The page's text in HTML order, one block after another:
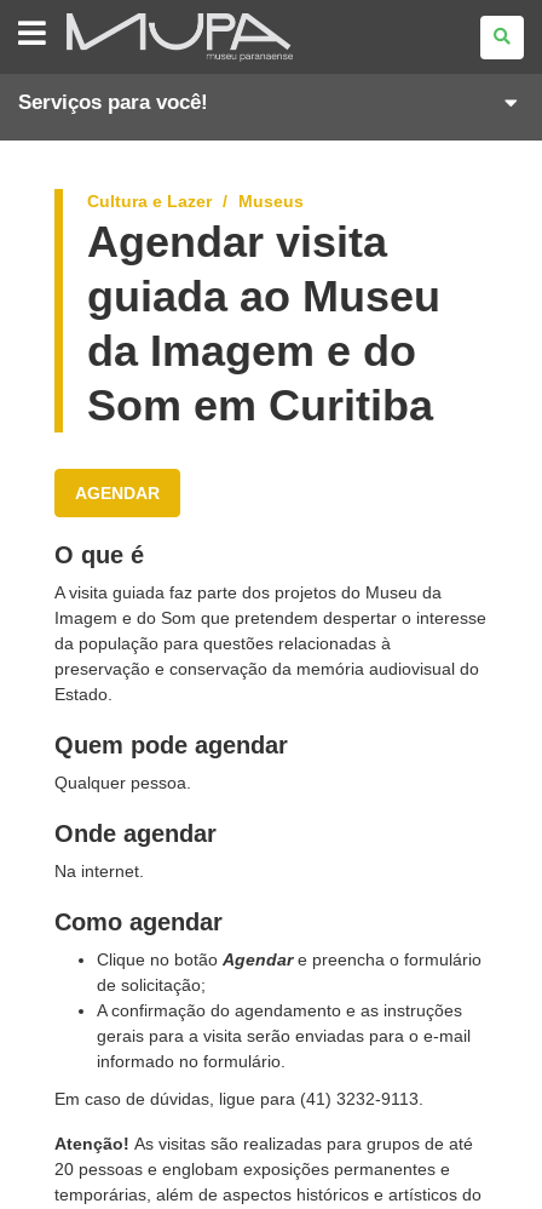
MUSEU
PARANAENSE
Serviços para você!
Cultura e Lazer Museus
Agendar visita
guiada ao Museu
da Imagem e do
Som em Curitiba
AGENDAR
O que é
A visita guiada faz parte dos projetos do Museu da
Imagem e do Som que pretendem despertar o interesse
da população para questões relacionadas à
preservação e conservação da memória audiovisual do
Estado.
Quem pode agendar
Qualquer pessoa.
Onde agendar
Na internet.
Como agendar
Clique no botão Agendare preencha o formulário
de solicitação;
A confirmação do agendamento e as instruções
gerais para a visita serão enviadas para o e-mail
informado no formulário.
Em caso de dúvidas, ligue para (41) 3232-9113.
Atenção! As visitas são realizadas para grupos de até
20 pessoas e englobam exposições permanentes e
temporárias, além de aspectos históricos e artísticos do